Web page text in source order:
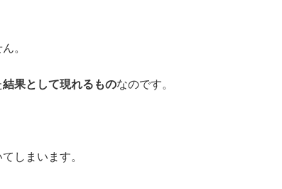
。
結果として現れるものなのです。
しまいます。